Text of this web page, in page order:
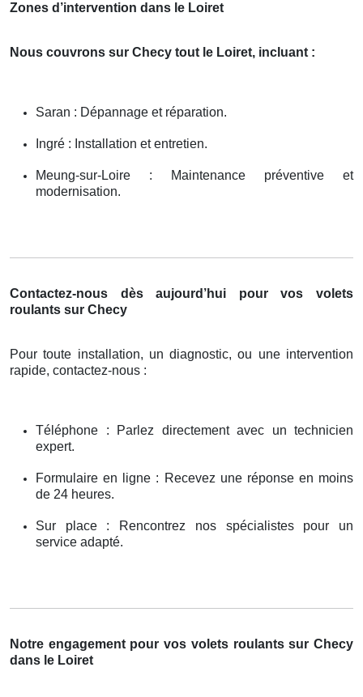
Zones d’intervention dans le Loiret
Nous couvrons sur Checy tout le Loiret, incluant :
Saran : Dépannage et réparation.
Ingré : Installation et entretien.
Meung-sur-Loire : Maintenance préventive et
modernisation.
Contactez-nous dès aujourd’hui pour vos volets
roulants sur Checy
Pour toute installation, un diagnostic, ou une intervention
rapide, contactez-nous :
Téléphone : Parlez directement avec un technicien
expert.
Formulaire en ligne : Recevez une réponse en moins
de 24 heures.
Sur place : Rencontrez nos spécialistes pour un
service adapté.
Notre engagement pour vos volets roulants sur Checy
dans le Loiret